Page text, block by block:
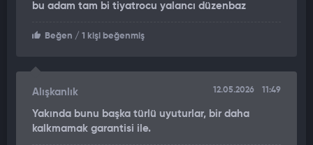
BİDEN İLE DALGA GEÇMİŞTİ
Yaşanan gelişmelerin ardından Trump’ın 2024 yılında yaptığı
Başkan Joe Biden’ın kameralar önünde uyukladığını öne
sürerek, “Kamera karşısında uyuyakalma yeteneği var…
Dakikalar içinde taş gibi uyuyor” ifadelerini kullanmıştı. Aynı
konuşmada kendisinin asla kameralar önünde uyurken
bu adam tam bi tiyatrocu yalancı düzenbaz
Beğen / 1 kişi beğenmiş
Alışkanlık 12.05.2026 11:49
Yakında bunu başka türlü uyuturlar, bir daha
kalkmamak garantisi ile.